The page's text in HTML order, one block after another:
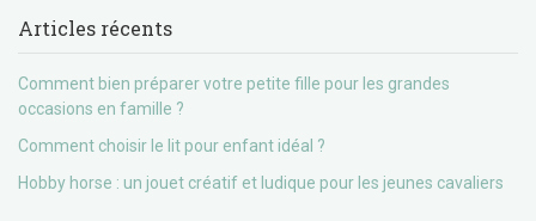
Articles récents
Comment bien préparer votre petite fille pour les grandes
occasions en famille ?
Comment choisir le lit pour enfant idéal ?
Hobby horse : un jouet créatif et ludique pour les jeunes cavaliers